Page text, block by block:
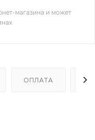
магазина и может
ОПЛАТА